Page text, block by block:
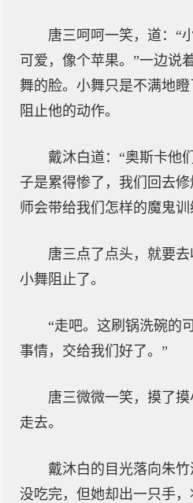
唐三呵呵一笑，道：“
可爱，像个苹果。”一边说
舞的脸。小舞只是不满地
阻止他的动作。
戴沐白道：“奥斯卡他
子是累得惨了，我们回去
师会带给我们怎样的魔鬼训
唐三点了点头，就要
小舞阻止了。
“走吧。这刷锅洗碗的
事情，交给我们好了。”
唐三微微一笑，摸了
走去。
戴沐白的目光落向朱
没吃完，但她却出一只手